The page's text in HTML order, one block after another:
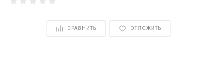
СРАВНИТЬ ОТЛОЖИТЬ